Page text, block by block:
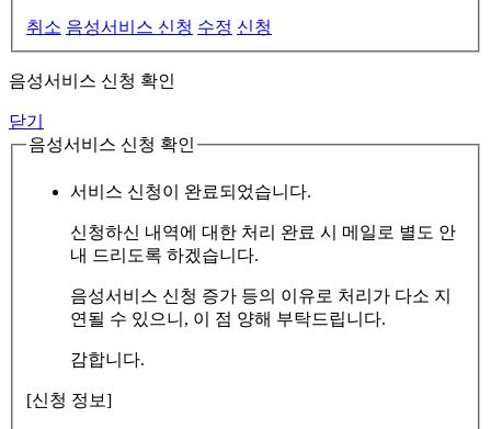
취소 음성서비스 신청 수정 신청
음성서비스 신청 확인
닫기
음성서비스 신청 확인
서비스 신청이 완료되었습니다.
신청하신 내역에 대한 처리 완료 시 메일로 별도 안
내 드리도록 하겠습니다.
음성서비스 신청 증가 등의 이유로 처리가 다소 지
연될 수 있으니, 이 점 양해 부탁드립니다.
감합니다.
[신청 정보]